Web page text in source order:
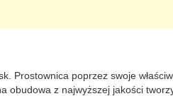
Prostownica poprzez swoje
obudowa z najwyższej jakości